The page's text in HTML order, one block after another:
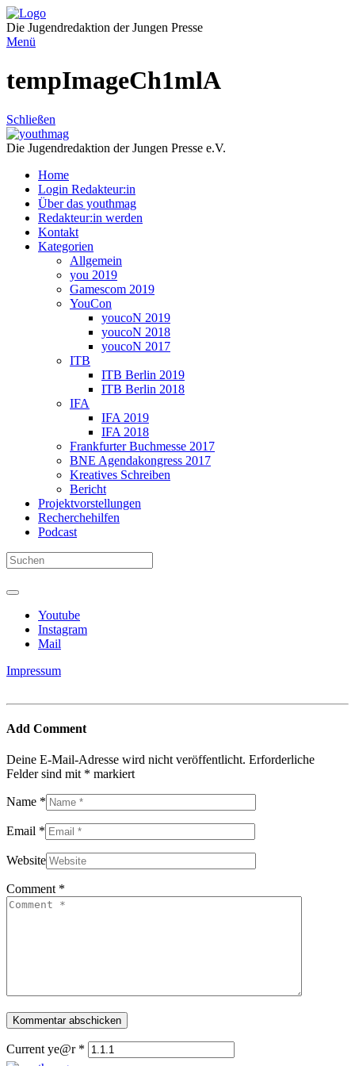
Direkt
zum
Inhalt
Die Jugendredaktion der Jungen Presse
Menü
tempImageCh1mlA
Schließen
Die Jugendredaktion der Jungen Presse e.V.
Home
Login Redakteur:in
Über das youthmag
Redakteur:in werden
Kontakt
Kategorien
Allgemein
you 2019
Gamescom 2019
YouCon
youcoN 2019
youcoN 2018
youcoN 2017
ITB
ITB Berlin 2019
ITB Berlin 2018
IFA
IFA 2019
IFA 2018
Frankfurter Buchmesse 2017
BNE Agendakongress 2017
Kreatives Schreiben
Bericht
Projektvorstellungen
Recherchehilfen
Podcast
Youtube
Instagram
Mail
Impressum
Add Comment
Deine E-Mail-Adresse wird nicht veröffentlicht. Erforderliche
Felder sind mit * markiert
Name *
Email *
Website
Comment *
Current ye@r *